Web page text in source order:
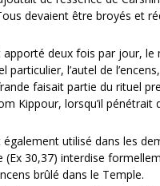
devaient être broyés et
apporté deux fois par jour,
particulier, l’autel de
faisait partie du rituel
Kippour, lorsqu’il pénétrait
également utilisé dans les
(Ex 30,37) interdise
brûlé dans le Temple.